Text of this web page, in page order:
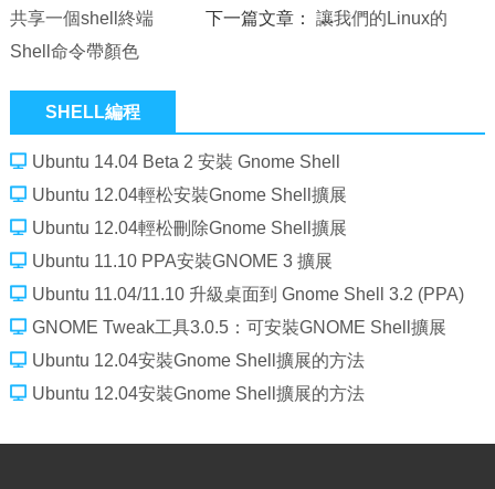
共享一個shell終端
下一篇文章： 讓我們的Linux的
Shell命令帶顏色
SHELL編程
Ubuntu 14.04 Beta 2 安裝 Gnome Shell
Ubuntu 12.04輕松安裝Gnome Shell擴展
Ubuntu 12.04輕松刪除Gnome Shell擴展
Ubuntu 11.10 PPA安裝GNOME 3 擴展
Ubuntu 11.04/11.10 升級桌面到 Gnome Shell 3.2 (PPA)
GNOME Tweak工具3.0.5：可安裝GNOME Shell擴展
Ubuntu 12.04安裝Gnome Shell擴展的方法
Ubuntu 12.04安裝Gnome Shell擴展的方法